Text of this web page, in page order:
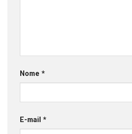
Nome *
E-mail *